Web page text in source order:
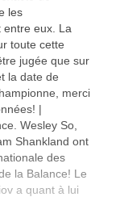
les
entre eux. La
toute cette
jugée que sur
la date de
merci
|
Wesley So,
Shankland ont
des
la Balance! Le
a quant à lui